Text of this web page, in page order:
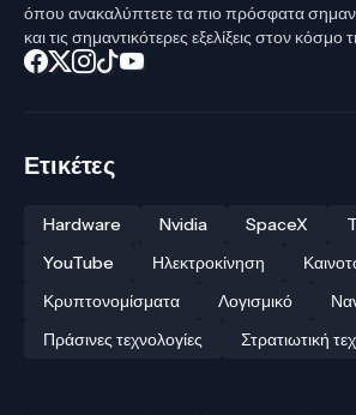
όπου ανακαλύπτετε τα πιο πρόσφατα
και τις σημαντικότερες εξελίξεις στον κόσμο
Ετικέτες
Hardware Nvidia SpaceX
YouTube
Ηλεκτροκίνηση
Κρυπτονομίσματα
Λογισμικό
Πράσινες τεχνολογίες
Στρατιωτική